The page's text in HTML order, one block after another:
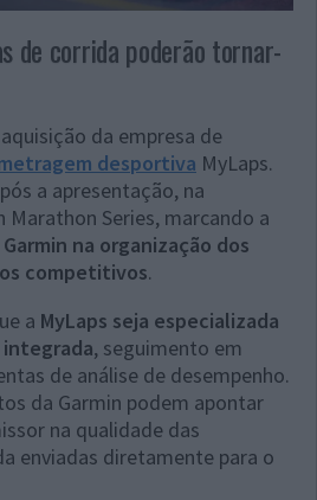
de corrida poderão tornar-
da empresa de
desportiva MyLaps.
a apresentação, na
Marathon Series, marcando a
na organização dos
competitivos.
a MyLaps seja especializada
, seguimento em
de análise de desempenho.
da Garmin podem apontar
na qualidade das
enviadas diretamente para o